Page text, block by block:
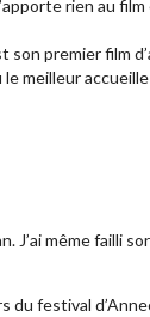
rien au
son premier film
meilleur
J’ai même failli
festival